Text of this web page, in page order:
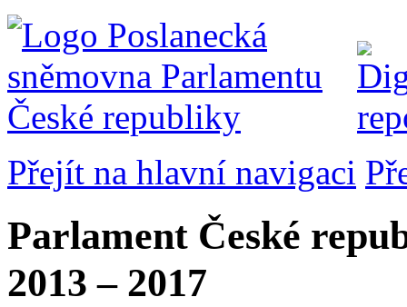
Přejít na hlavní navigaci
Parlament České
2013 – 2017